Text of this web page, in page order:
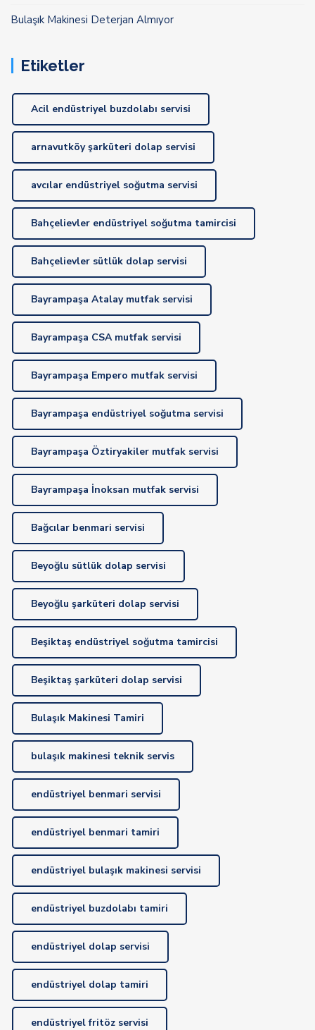
Bulaşık Makinesi Deterjan Almıyor
Etiketler
Acil endüstriyel buzdolabı servisi
arnavutköy şarküteri dolap servisi
avcılar endüstriyel soğutma servisi
Bahçelievler endüstriyel soğutma tamircisi
Bahçelievler sütlük dolap servisi
Bayrampaşa Atalay mutfak servisi
Bayrampaşa CSA mutfak servisi
Bayrampaşa Empero mutfak servisi
Bayrampaşa endüstriyel soğutma servisi
Bayrampaşa Öztiryakiler mutfak servisi
Bayrampaşa İnoksan mutfak servisi
Bağcılar benmari servisi
Beyoğlu sütlük dolap servisi
Beyoğlu şarküteri dolap servisi
Beşiktaş endüstriyel soğutma tamircisi
Beşiktaş şarküteri dolap servisi
Bulaşık Makinesi Tamiri
bulaşık makinesi teknik servis
endüstriyel benmari servisi
endüstriyel benmari tamiri
endüstriyel bulaşık makinesi servisi
endüstriyel buzdolabı tamiri
endüstriyel dolap servisi
endüstriyel dolap tamiri
endüstriyel fritöz servisi